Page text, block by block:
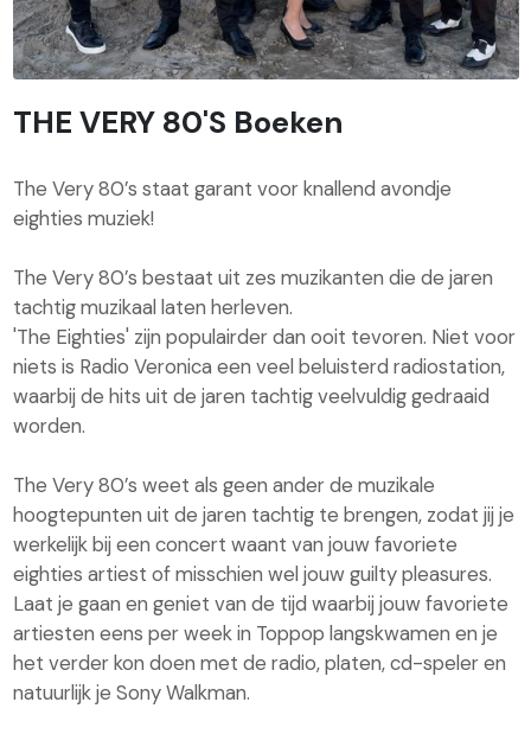
THE VERY 80'S Boeken
The Very 80’s staat garant voor knallend avondje
eighties muziek!
The Very 80’s bestaat uit zes muzikanten die de jaren
tachtig muzikaal laten herleven.
'The Eighties' zijn populairder dan ooit tevoren. Niet voor
niets is Radio Veronica een veel beluisterd radiostation,
waarbij de hits uit de jaren tachtig veelvuldig gedraaid
worden.
The Very 80’s weet als geen ander de muzikale
hoogtepunten uit de jaren tachtig te brengen, zodat jij je
werkelijk bij een concert waant van jouw favoriete
eighties artiest of misschien wel jouw guilty pleasures.
Laat je gaan en geniet van de tijd waarbij jouw favoriete
artiesten eens per week in Toppop langskwamen en je
het verder kon doen met de radio, platen, cd-speler en
natuurlijk je Sony Walkman.